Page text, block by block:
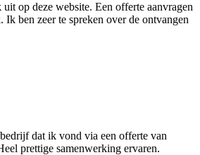
op deze website. Een offerte aanvragen
Ik ben zeer te spreken over de ontvangen
dat ik vond via een offerte van
prettige samenwerking ervaren.